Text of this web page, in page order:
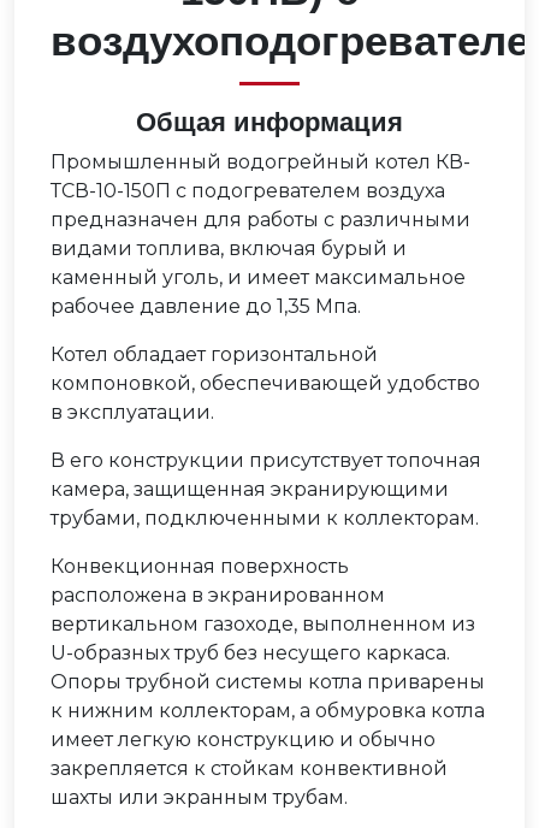
Общая информация
Промышленный водогрейный котел КВ-
ТСВ-10-150П с подогревателем воздуха
предназначен для работы с различными
видами топлива, включая бурый и
каменный уголь, и имеет максимальное
рабочее давление до 1,35 Мпа.
Котел обладает горизонтальной
компоновкой, обеспечивающей удобство
в эксплуатации.
В его конструкции присутствует топочная
камера, защищенная экранирующими
трубами, подключенными к коллекторам.
Конвекционная поверхность
расположена в экранированном
вертикальном газоходе, выполненном из
U-образных труб без несущего каркаса.
Опоры трубной системы котла приварены
к нижним коллекторам, а обмуровка котла
имеет легкую конструкцию и обычно
закрепляется к стойкам конвективной
шахты или экранным трубам.